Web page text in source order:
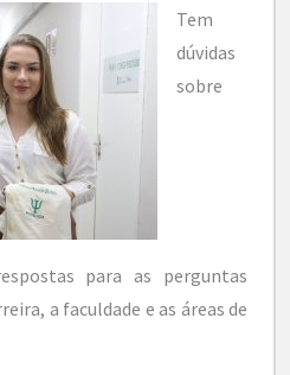
Tem
dúvidas
sobre
para as perguntas
a faculdade e as áreas de